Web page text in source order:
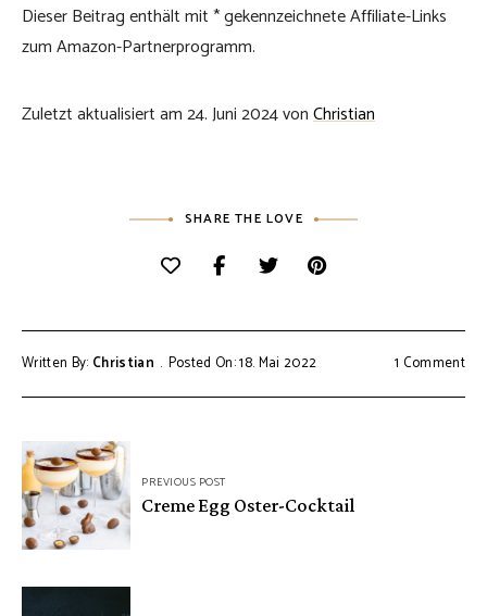
Dieser Beitrag enthält mit * gekennzeichnete Affiliate-Links
zum Amazon-Partnerprogramm.
Zuletzt aktualisiert am 24. Juni 2024 vonChristian
SHARE THE LOVE
Written By: Christian Posted On: 18. Mai 2022 1 Comment
Beitragsnavigation
PREVIOUS POST
Creme Egg Oster-Cocktail